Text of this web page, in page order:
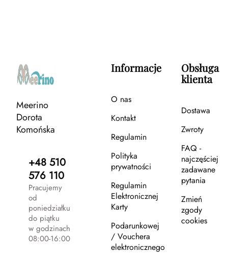
Meerino
Dorota
Komońska
+48 510
576 110
Pracujemy
od
poniedziałku
do piątku
w godzinach
08:00-16:00
Informacje
O nas
Kontakt
Regulamin
Polityka
prywatności
Regulamin
Elektronicznej
Karty
Podarunkowej
/ Vouchera
elektronicznego
Obsługa
klienta
Dostawa
Zwroty
FAQ -
najczęściej
zadawane
pytania
Zmień
zgody
cookies